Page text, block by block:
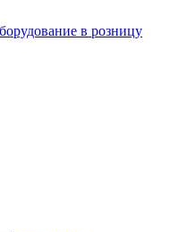
в розницу